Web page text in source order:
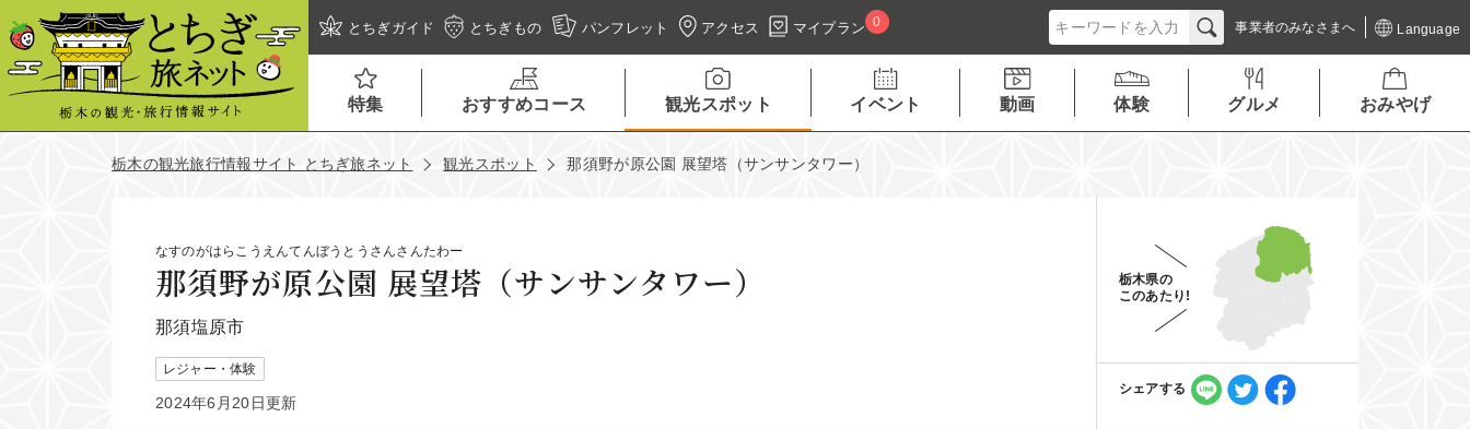
とちぎガイド とちぎもの パンフレット アクセス マイプラン 0 事業者のみなさまへ Language
特集 おすすめコース 観光スポット イベント 動画 体験 グルメ おみやげ
栃木の観光旅行情報サイト とちぎ旅ネット 観光スポット 那須野が原公園 展望塔（サンサンタワー）
なすのがはらこうえんてんぼうとうさんさんたわー
那須野が原公園 展望塔（サンサンタワー）
那須塩原市
レジャー・体験
2024年6月20日更新
栃木県の
このあたり!
シェアする